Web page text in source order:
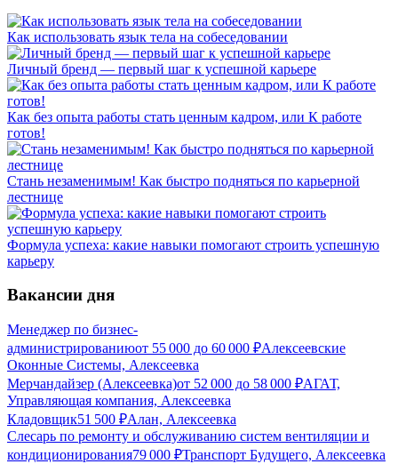
Как использовать язык тела на собеседовании
Личный бренд — первый шаг к успешной карьере
Как без опыта работы стать ценным кадром, или К работе
готов!
Стань незаменимым! Как быстро подняться по карьерной
лестнице
Формула успеха: какие навыки помогают строить успешную
карьеру
Вакансии дня
Менеджер по бизнес-
администрированиюот 55 000 до 60 000 ₽Алексеевские
Оконные Системы, Алексеевка
Мерчандайзер (Алексеевка)от 52 000 до 58 000 ₽АГАТ,
Управляющая компания, Алексеевка
Кладовщик51 500 ₽Алан, Алексеевка
Слесарь по ремонту и обслуживанию систем вентиляции и
кондиционирования79 000 ₽Транспорт Будущего, Алексеевка